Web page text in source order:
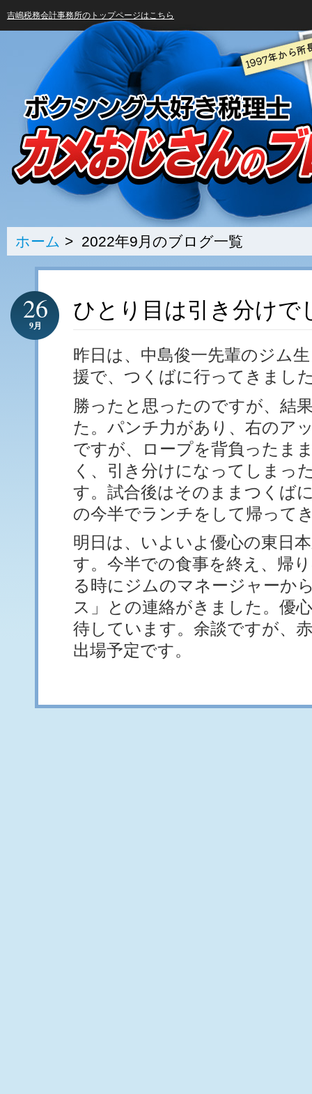
吉嶋税務会計事務所のトップページはこちら
ホーム > 2022年9月のブログ一覧
ひとり目は引き分けで
26
9月
昨日は、中島俊一先輩のジム
援で、つくばに行ってきまし
勝ったと思ったのですが、結
た。パンチ力があり、右のア
ですが、ロープを背負ったま
く、引き分けになってしまっ
す。試合後はそのままつくば
の今半でランチをして帰って
明日は、いよいよ優心の東日
す。今半での食事を終え、帰
る時にジムのマネージャーか
ス」との連絡がきました。優
待しています。余談ですが、
出場予定です。